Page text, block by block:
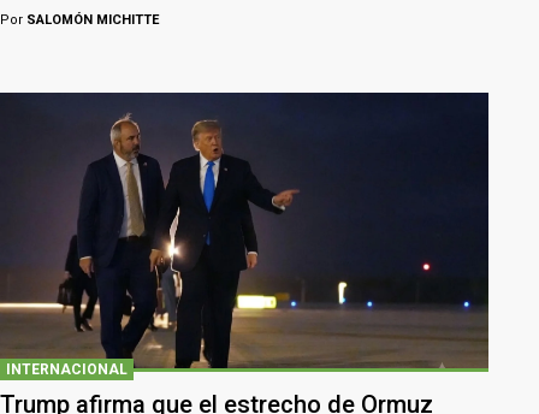
Por SALOMÓN MICHITTE
INTERNACIONAL
Trump afirma que el estrecho de Ormuz